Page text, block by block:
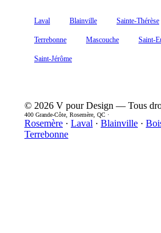
Laval Blainville Sainte-Thérèse
Terrebonne Mascouche Saint-
Saint-Jérôme
© 2026 V pour Design — Tous
400 Grande-Côte, Rosemère, QC ·
Rosemère · Laval · Blainville ·
Terrebonne